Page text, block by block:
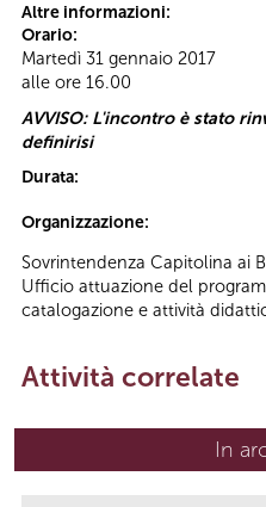
Altre informazioni:
Orario:
Martedì 31 gennaio 2017
alle ore 16.00
AVVISO: L'incontro è stato
definirisi
Durata:
Organizzazione:
Sovrintendenza Capitolina ai
Ufficio attuazione del
catalogazione e attività
Attività correlate
In